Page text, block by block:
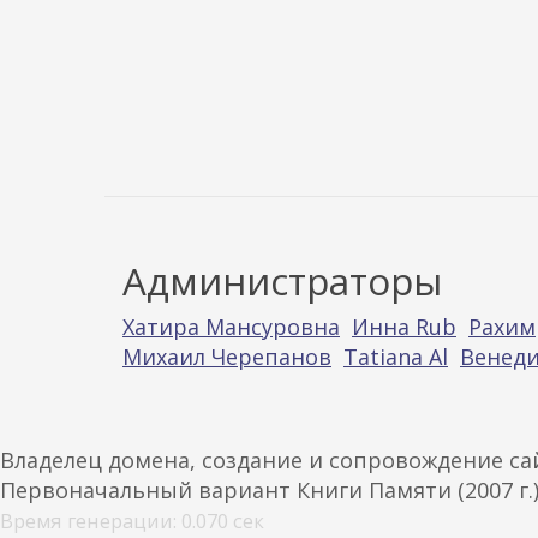
Администраторы
Хатира Мансуровна Инна Rub Рахим
Михаил Черепанов Tatiana Al
Владелец домена, создание и сопровождение
Первоначальный вариант Книги Памяти (2007
Время генерации: 0.070 сек